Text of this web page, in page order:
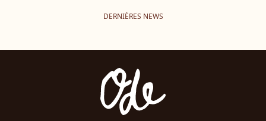
DERNIÈRES NEWS